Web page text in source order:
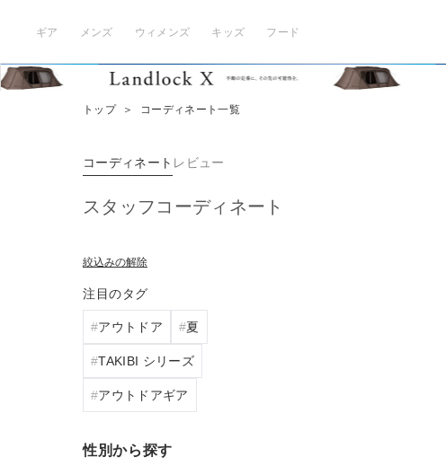
ギア メンズ ウィメンズ キッズ フード
トップ ＞ コーディネート一覧
コーディネート レビュー
スタッフコーディネート
絞込みの解除
注目のタグ
アウトドア 夏
TAKIBI シリーズ
アウトドアギア
性別から探す